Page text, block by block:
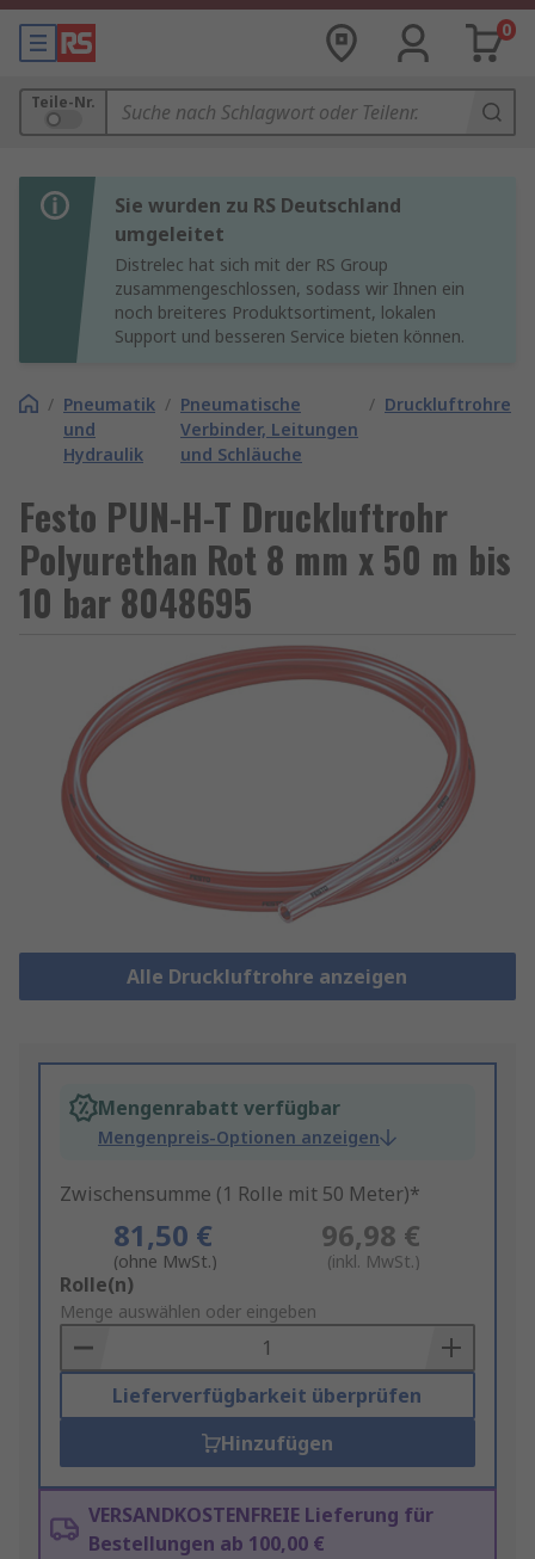
0
Teile-Nr.
Sie wurden zu RS Deutschland
umgeleitet
Distrelec hat sich mit der RS Group
zusammengeschlossen, sodass wir Ihnen ein
noch breiteres Produktsortiment, lokalen
Support und besseren Service bieten können.
/ Pneumatik
und
Hydraulik
/ Pneumatische
Verbinder, Leitungen
und Schläuche
/ Druckluftrohre
Festo PUN-H-T Druckluftrohr
Polyurethan Rot 8 mm x 50 m bis
10 bar 8048695
Alle Druckluftrohre anzeigen
Mengenrabatt verfügbar
Mengenpreis-Optionen anzeigen
Zwischensumme (1 Rolle mit 50 Meter)*
81,50 €
(ohne MwSt.)
96,98 €
(inkl. MwSt.)
Add
to
Basket
Rolle(n)
Menge auswählen oder eingeben
Lieferverfügbarkeit überprüfen
Hinzufügen
VERSANDKOSTENFREIE Lieferung für
Bestellungen ab 100,00 €